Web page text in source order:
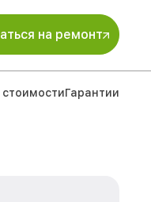
на ремонт
стоимостиГарантии